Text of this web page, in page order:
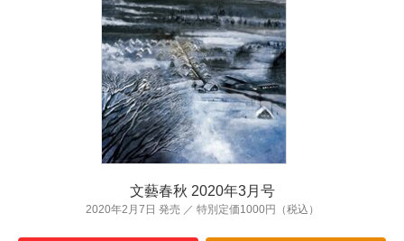
文藝春秋 2020年3月号
2020年2月7日 発売 ／ 特別定価1000円（税込）